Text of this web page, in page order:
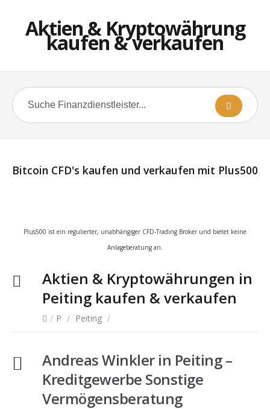
Aktien & Kryptowährung
kaufen & verkaufen
Bitcoin CFD's kaufen und verkaufen mit Plus500
Plus500 ist ein regulierter, unabhängiger CFD-Trading Broker und bietet keine
Anlageberatung an.
Aktien & Kryptowährungen in
Peiting kaufen & verkaufen
/ P / Peiting /
Andreas Winkler in Peiting –
Kreditgewerbe Sonstige
Vermögensberatung